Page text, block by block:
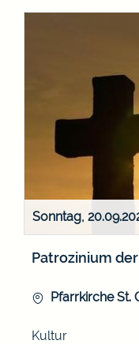
Sonntag,
Patrozinium
Pfarrkirche St.
Kultur